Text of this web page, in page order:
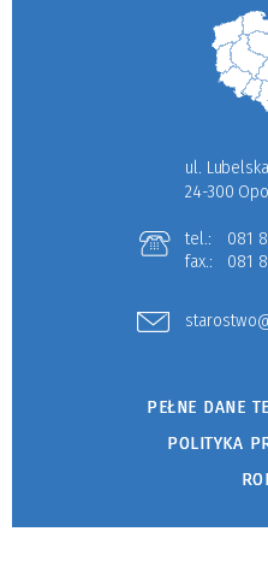
ul.
24-300
tel.:
081
fax.:
081
PEŁNE DANE
POLITYKA